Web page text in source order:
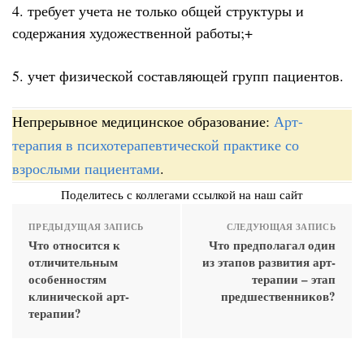
4. требует учета не только общей структуры и
содержания художественной работы;+
5. учет физической составляющей групп пациентов.
Непрерывное медицинское образование: Арт-
терапия в психотерапевтической практике со
взрослыми пациентами.
Поделитесь с коллегами ссылкой на наш сайт
ПРЕДЫДУЩАЯ ЗАПИСЬ
Что относится к
отличительным
особенностям
клинической арт-
терапии?
СЛЕДУЮЩАЯ ЗАПИСЬ
Что предполагал один
из этапов развития арт-
терапии – этап
предшественников?